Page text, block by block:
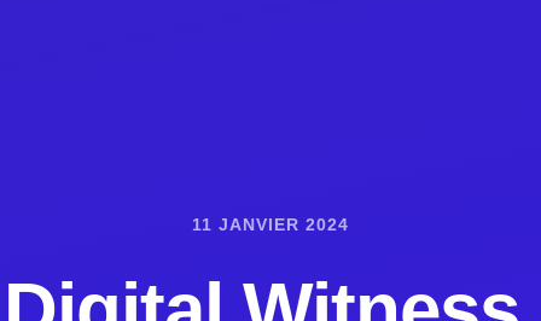
11 JANVIER 2024